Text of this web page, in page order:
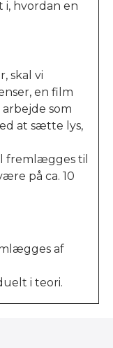
i, hvordan en
skal vi
en film
som
at sætte lys,
fremlægges til
på ca. 10
af
i teori.